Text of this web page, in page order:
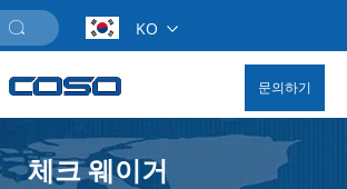
KO
문의하기
체크 웨이거